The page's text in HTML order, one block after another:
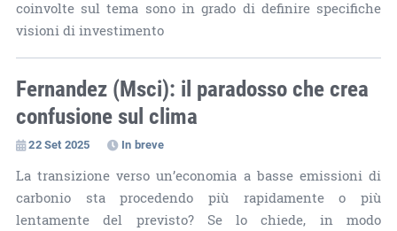
coinvolte sul tema sono in grado di definire specifiche
visioni di investimento
Fernandez (Msci): il paradosso che crea
confusione sul clima
22 Set 2025 In breve
La transizione verso un’economia a basse emissioni di
carbonio sta procedendo più rapidamente o più
lentamente del previsto? Se lo chiede, in modo